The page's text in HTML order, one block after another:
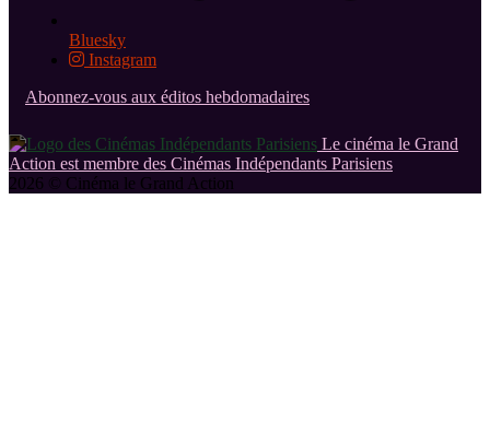
Bluesky
Instagram
Abonnez-vous aux éditos hebdomadaires
Le cinéma le Grand
Action est membre des Cinémas Indépendants Parisiens
2026 © Cinéma le Grand Action